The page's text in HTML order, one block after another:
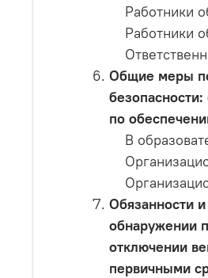
Работники
Работники
Общие меры
по
В
Обязанности
обнаружении
отключении
первичными